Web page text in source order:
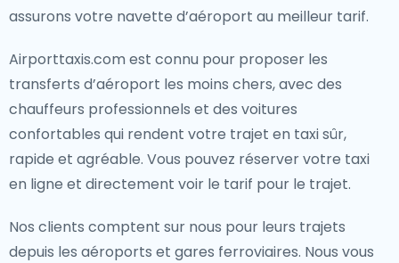
assurons votre navette d’aéroport au meilleur tarif.
Airporttaxis.com est connu pour proposer les
transferts d’aéroport les moins chers, avec des
chauffeurs professionnels et des voitures
confortables qui rendent votre trajet en taxi sûr,
rapide et agréable. Vous pouvez réserver votre taxi
en ligne et directement voir le tarif pour le trajet.
Nos clients comptent sur nous pour leurs trajets
depuis les aéroports et gares ferroviaires. Nous vous